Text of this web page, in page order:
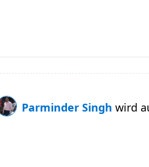
Parminder Singh wird